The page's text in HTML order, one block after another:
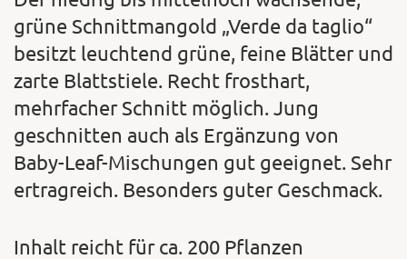
grüne Schnittmangold „Verde da taglio“
besitzt leuchtend grüne, feine Blätter und
zarte Blattstiele. Recht frosthart,
mehrfacher Schnitt möglich. Jung
geschnitten auch als Ergänzung von
Baby-Leaf-Mischungen gut geeignet. Sehr
ertragreich. Besonders guter Geschmack.
Inhalt reicht für ca. 200 Pflanzen